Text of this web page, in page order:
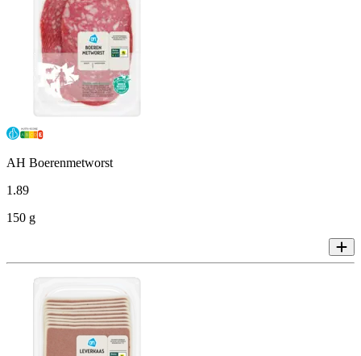
AH Boerenmetworst
1.89
150 g